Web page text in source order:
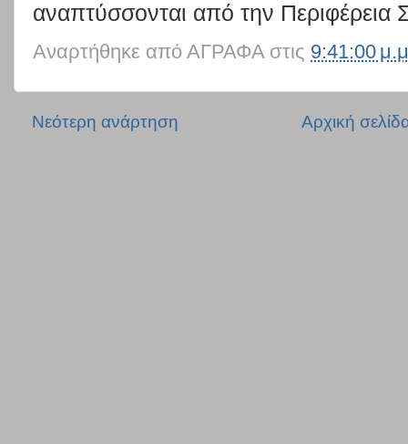
αναπτύσσονται από την Περιφέρεια
Αναρτήθηκε από ΑΓΡΑΦΑ στις 9:41:00
Νεότερη ανάρτηση Αρχική